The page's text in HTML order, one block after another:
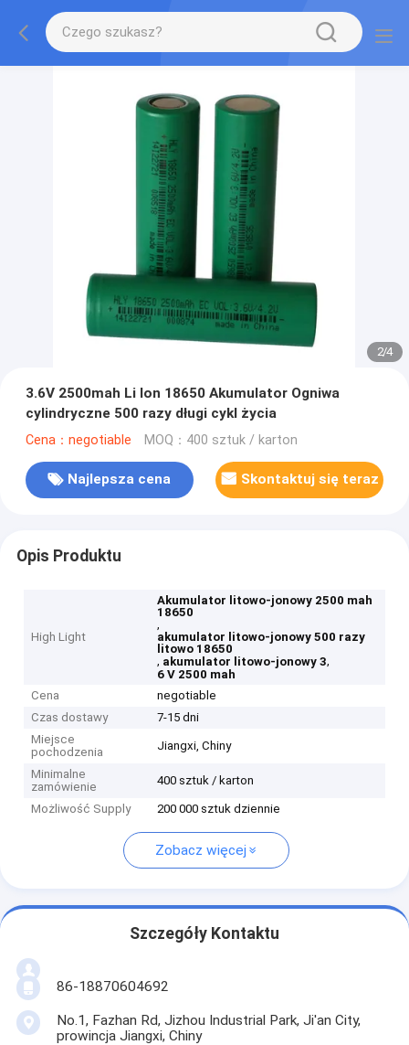
2/4
3.6V 2500mah Li Ion 18650 Akumulator Ogniwa
cylindryczne 500 razy długi cykl życia
Cena：negotiable MOQ：400 sztuk / karton
Najlepsza cena Skontaktuj się teraz
Opis Produktu
High Light
Akumulator litowo-jonowy 2500 mah
18650
,
akumulator litowo-jonowy 500 razy
litowo 18650
, akumulator litowo-jonowy 3,
6 V 2500 mah
Cena
negotiable
Czas dostawy
7-15 dni
Miejsce
pochodzenia
Jiangxi, Chiny
Minimalne
zamówienie
400 sztuk / karton
Możliwość Supply 200 000 sztuk dziennie
Zobacz więcej
Szczegóły Kontaktu
86-18870604692
No.1, Fazhan Rd, Jizhou Industrial Park, Ji'an City,
prowincja Jiangxi, Chiny